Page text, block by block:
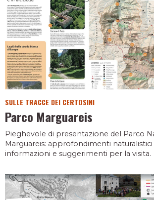
SULLE TRACCE DEI CERTOSINI
Parco Marguareis
Pieghevole di presentazione del Parco
Marguareis: approfondimenti naturalistici
informazioni e suggerimenti per la visita.